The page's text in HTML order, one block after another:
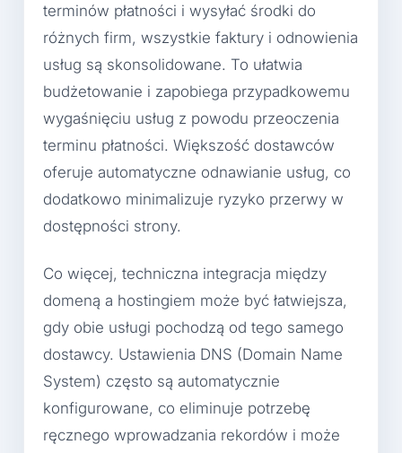
terminów płatności i wysyłać środki do
różnych firm, wszystkie faktury i odnowienia
usług są skonsolidowane. To ułatwia
budżetowanie i zapobiega przypadkowemu
wygaśnięciu usług z powodu przeoczenia
terminu płatności. Większość dostawców
oferuje automatyczne odnawianie usług, co
dodatkowo minimalizuje ryzyko przerwy w
dostępności strony.
Co więcej, techniczna integracja między
domeną a hostingiem może być łatwiejsza,
gdy obie usługi pochodzą od tego samego
dostawcy. Ustawienia DNS (Domain Name
System) często są automatycznie
konfigurowane, co eliminuje potrzebę
ręcznego wprowadzania rekordów i może